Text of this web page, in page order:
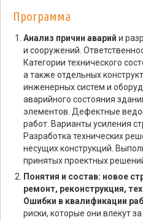
Программа
Анализ причин аварий и
и сооружений.
Категории технического
а также отдельных
инженерных систем и
аварийного состояния
элементов. Дефектные
работ. Варианты усиления
Разработка технических
несущих конструкций.
принятых проектных
Понятия и состав: новое
ремонт, реконструкция,
Ошибки в квалификации
риски, которые они влекут